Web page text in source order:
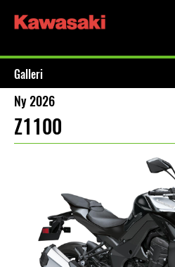
Galleri
Ny 2026
Z1100